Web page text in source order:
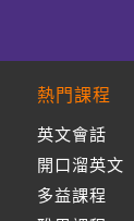
熱門課程
英文會話
開口溜英文
多益課程